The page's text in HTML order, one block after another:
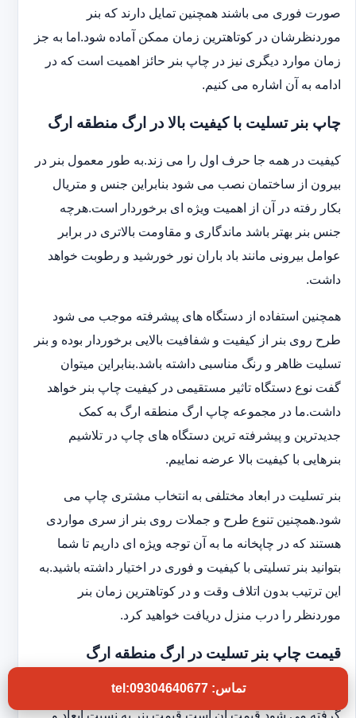
صورت فوری می باشند همچنین تمایل دارند که بنر
موردنظرشان در کوتاهترین زمان ممکن آماده شود.اما به جز
زمان موارد دیگری نیز در چاپ بنر حائز اهمیت است که در
ادامه به آن اشاره می کنیم.
چاپ بنر تسلیت با کیفیت بالا در ارگ منطقه ارگ
کیفیت در همه جا حرف اول را می زند.به طور معمول بنر در
بیرون از ساختمان نصب می شود بنابراین جنس و متریال
بکار رفته در آن از اهمیت ویژه ای برخوردار است.هرچه
جنس بنر بهتر باشد ماندگاری و مقاومت بالاتری در برابر
عوامل بیرونی مانند باد باران نور خورشید و رطوبت خواهد
داشت.
همچنین استفاده از دستگاه های پیشرفته موجب می شود
طرح روی بنر از کیفیت و شفافیت بالایی برخوردار بوده و بنر
تسلیت ظاهر و رنگ مناسبی داشته باشد.بنابراین میتوان
گفت نوع دستگاه تاثیر مستقیمی در کیفیت چاپ بنر خواهد
داشت.ما در مجموعه چاپ ارگ منطقه ارگ به کمک
جدیدترین و پیشرفته ترین دستگاه های چاپ در تلاشیم
بنرهایی با کیفیت بالا عرضه نماییم.
بنر تسلیت در ابعاد مختلفی به انتخاب مشتری چاپ می
شود.همچنین تنوع طرح و جملات روی بنر از سری مواردی
هستند که در چاپخانه ما به آن توجه ویژه ای داریم تا شما
بتوانید بنر تسلیتی با کیفیت و فوری در اختیار داشته باشید.به
این ترتیب بدون اتلاف وقت و در کوتاهترین زمان بنر
موردنظر را درب منزل دریافت خواهید کرد.
قیمت چاپ بنر تسلیت در ارگ منطقه ارگ
یکی دیگر از مواردی که برای چاپ بنر تسلیت فوری در نظر
گرفته می شود قیمت آن است.قیمت بنر به نسبت ابعاد و
تماس: tel:09304640677